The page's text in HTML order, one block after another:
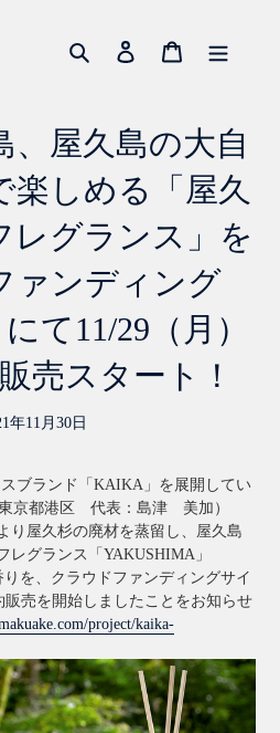
検索 ログインカート
、屋久島の大自
楽しめる「屋久
レグランス」を
ァンディング
にて11/29（月）
売スタート！
年11月30日
ブランド「KAIKA」を展開してい
京都港区 代表：島津 美加）
り屋久杉の廃材を蒸留し、屋久島
レグランス「YAKUSHIMA」
りを、クラウドファンディングサイ
販売を開始しましたことをお知らせ
project/kaika-